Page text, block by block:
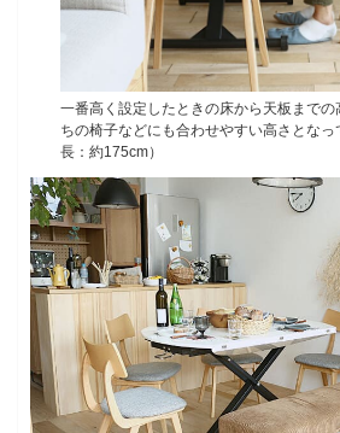
一番高く設定したときの床から天板まで
ちの椅子などにも合わせやすい高さとな
長：約175cm）